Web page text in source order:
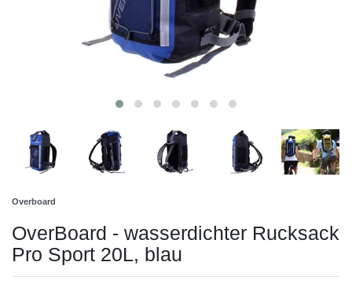
Overboard
OverBoard - wasserdichter Rucksack
Pro Sport 20L, blau